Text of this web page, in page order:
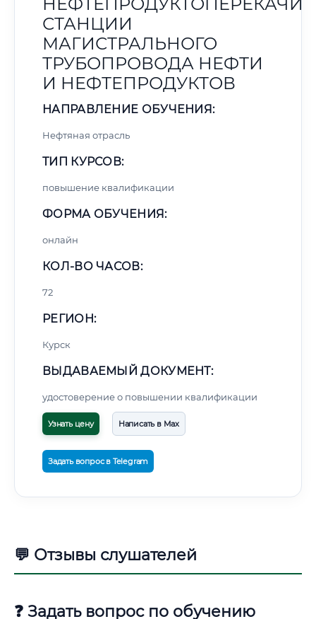
СТАНЦИИ
МАГИСТРАЛЬНОГО
ТРУБОПРОВОДА НЕФТИ
И НЕФТЕПРОДУКТОВ
НАПРАВЛЕНИЕ ОБУЧЕНИЯ:
Нефтяная отрасль
ТИП КУРСОВ:
повышение квалификации
ФОРМА ОБУЧЕНИЯ:
онлайн
КОЛ-ВО ЧАСОВ:
72
РЕГИОН:
Курск
ВЫДАВАЕМЫЙ ДОКУМЕНТ:
удостоверение о повышении квалификации
Узнать цену Написать в Max
Задать вопрос в Telegram
💬 Отзывы слушателей
❓ Задать вопрос по обучению